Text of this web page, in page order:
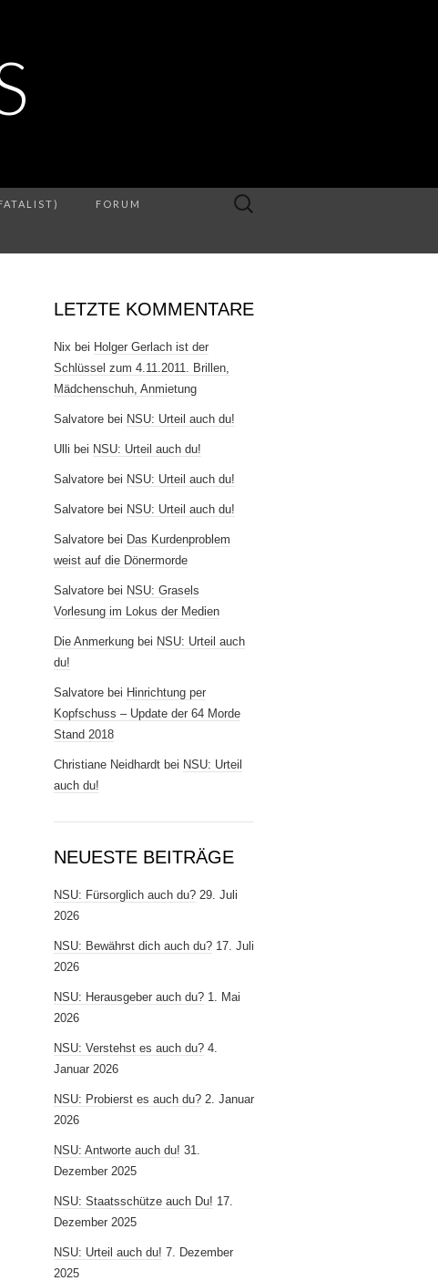
FORUM
Suche
LETZTE KOMMENTARE
Nix bei Holger Gerlach ist der
Schlüssel zum 4.11.2011. Brillen,
Mädchenschuh, Anmietung
Salvatore bei NSU: Urteil auch du!
Ulli bei NSU: Urteil auch du!
Salvatore bei NSU: Urteil auch du!
Salvatore bei NSU: Urteil auch du!
Salvatore bei Das Kurdenproblem
weist auf die Dönermorde
Salvatore bei NSU: Grasels
Vorlesung im Lokus der Medien
Die Anmerkung bei NSU: Urteil auch
du!
Salvatore bei Hinrichtung per
Kopfschuss – Update der 64 Morde
Stand 2018
Christiane Neidhardt bei NSU: Urteil
auch du!
NEUESTE BEITRÄGE
NSU: Fürsorglich auch du? 29. Juli
2026
NSU: Bewährst dich auch du? 17. Juli
2026
NSU: Herausgeber auch du? 1. Mai
2026
NSU: Verstehst es auch du? 4.
Januar 2026
NSU: Probierst es auch du? 2. Januar
2026
NSU: Antworte auch du! 31.
Dezember 2025
NSU: Staatsschütze auch Du! 17.
Dezember 2025
NSU: Urteil auch du! 7. Dezember
2025